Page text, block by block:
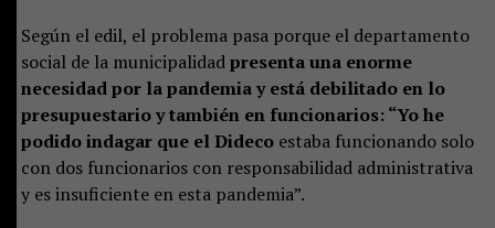
Según el edil, el problema pasa porque el departamento
social de la municipalidadpresenta una enorme
necesidad por la pandemia y está debilitado en lo
presupuestario y también en funcionarios: “Yo he
podido indagar que el Didecoestaba funcionando solo
con dos funcionarios con responsabilidad administrativa
y es insuficiente en esta pandemia”.